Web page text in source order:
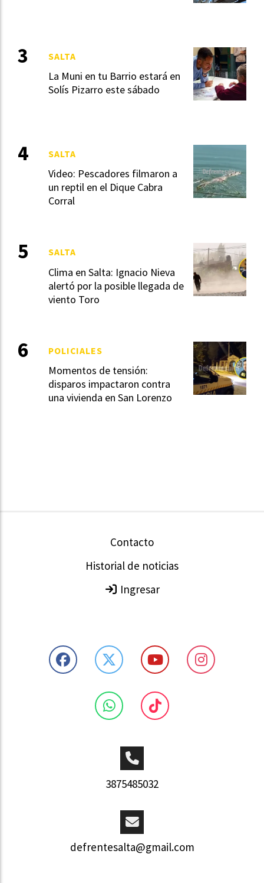
La Muni en tu Barrio estará en
Solís Pizarro este sábado
SALTA
Video: Pescadores filmaron a
un reptil en el Dique Cabra
Corral
SALTA
Clima en Salta: Ignacio Nieva
alertó por la posible llegada de
viento Toro
SALTA
Momentos de tensión:
disparos impactaron contra
una vivienda en San Lorenzo
POLICIALES
Contacto
Historial de noticias
Ingresar
3875485032
defrentesalta@gmail.com